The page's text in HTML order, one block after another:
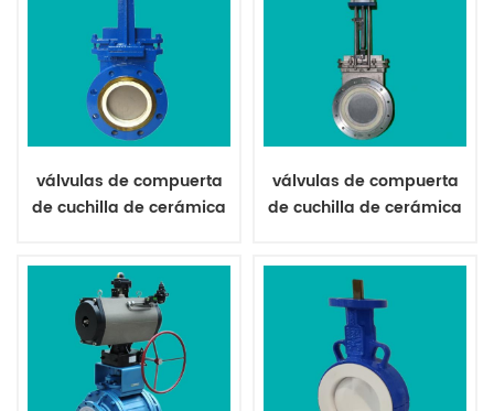
válvulas de compuerta
de cuchilla de cerámica
válvulas de compuerta
de cuchilla de cerámica
de mosca